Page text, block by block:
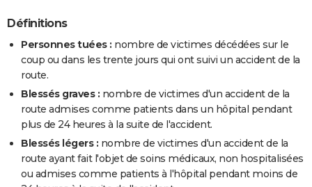
Définitions
Personnes tuées : nombre de victimes décédées sur le
coup ou dans les trente jours qui ont suivi un accident de la
route.
Blessés graves : nombre de victimes d'un accident de la
route admises comme patients dans un hôpital pendant
plus de 24 heures à la suite de l'accident.
Blessés légers : nombre de victimes d'un accident de la
route ayant fait l'objet de soins médicaux, non hospitalisées
ou admises comme patients à l'hôpital pendant moins de